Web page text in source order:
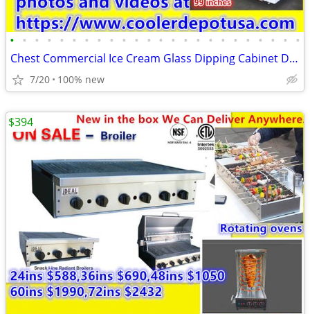
• • • • • • • • • • • • • • • • • • • • • • • •
Chest Commercial Ice Cream Glass Dipping Cabinet Display Freezer with
7/20 100% new
$394